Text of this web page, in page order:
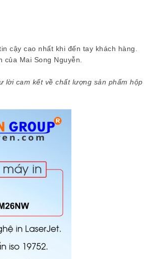
cậy cao nhất khi đến tay khách hàng.
Mai Song Nguyễn.
lời cam kết về chất lượng sản phẩm hộp